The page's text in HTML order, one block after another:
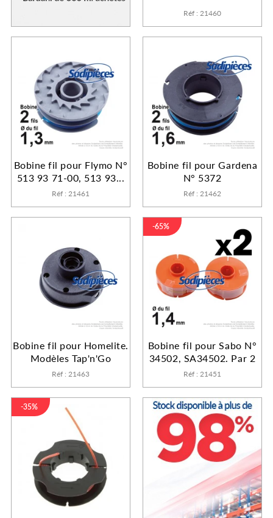
Réf : 21460
Bobine fil pour Flymo N°
513 93 71-00, 513 93...
Réf : 21461
Bobine fil pour Gardena
N° 5372
Réf : 21462
Bobine fil pour Homelite.
Modèles Tap'n'Go
Réf : 21463
Bobine fil pour Sabo N°
34502, SA34502. Par 2
Réf : 21451
-65%
-35%